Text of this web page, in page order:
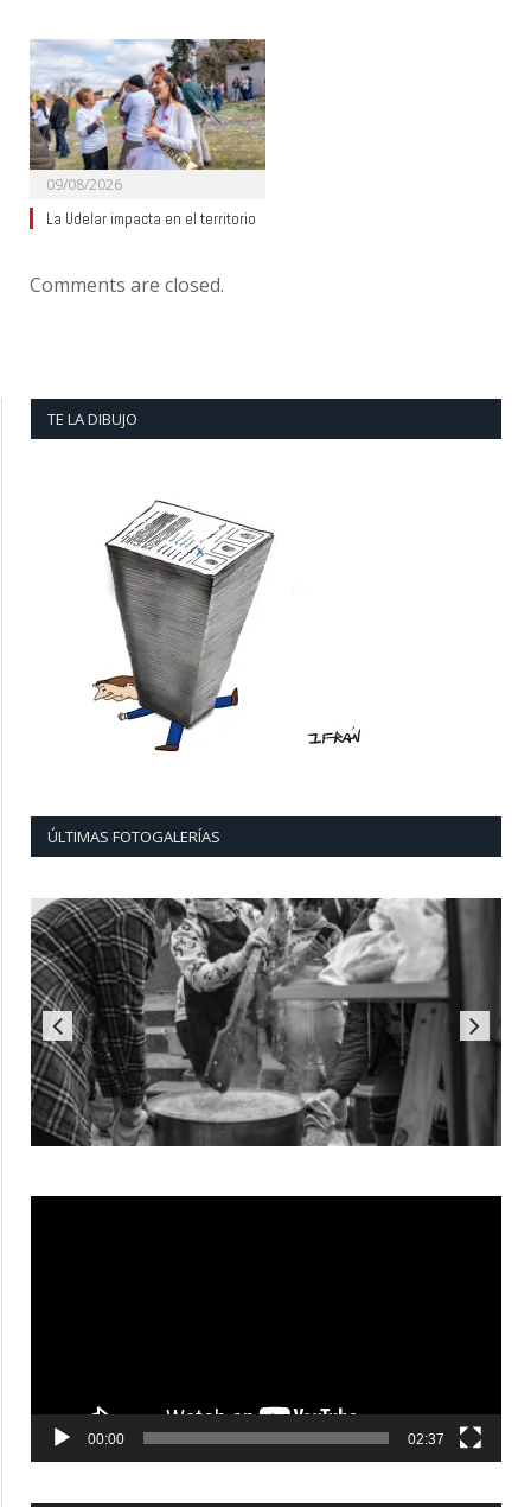
09/08/2026
La Udelar impacta en el territorio
Comments are closed.
TE LA DIBUJO
ÚLTIMAS FOTOGALERÍAS
00:00 02:37